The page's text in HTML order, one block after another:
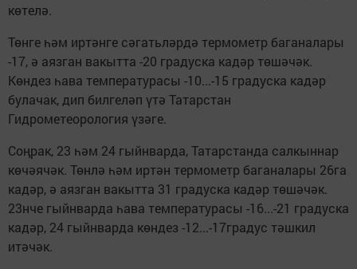
көтелә.
Төнге һәм иртәнге сәгатьләрдә термометр баганалары
-17, ә аязган вакытта -20 градуска кадәр төшәчәк.
Көндез һава температурасы -10...-15 градуска кадәр
булачак, дип билгеләп үтә Татарстан
Гидрометеорология үзәге.
Соңрак, 23 һәм 24 гыйнварда, Татарстанда салкыннар
көчәячәк. Төнлә һәм иртән термометр баганалары 26га
кадәр, ә аязган вакытта 31 градуска кадәр төшәчәк.
23нче гыйнварда һава температурасы -16...-21 градуска
кадәр, 24 гыйнварда көндез -12...-17градус тәшкил
итәчәк.